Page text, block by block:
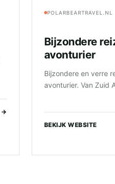
→
POLARBEARTRAVEL.NL
Bijzondere
avonturier
Bijzondere en verre
avonturier. Van Zuid
BEKIJK WEBSITE